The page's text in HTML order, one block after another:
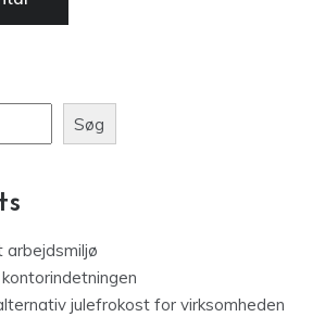
Søg
arbejdsmiljø
julefrokost for virksomheden